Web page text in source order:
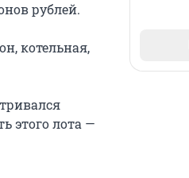
рублей.
котельная,
этого лота —